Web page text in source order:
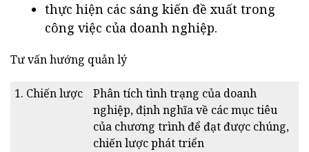
thực hiện các sáng kiến đề xuất trong
công việc của doanh nghiệp.
Tư vấn hướng quản lý
1. Chiến lược
Phân tích tình trạng của doanh
nghiệp, định nghĩa về các mục tiêu
của chương trình để đạt được chúng,
chiến lược phát triển